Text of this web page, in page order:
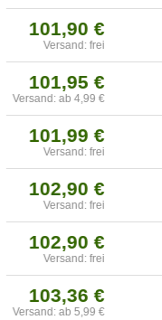
101,90 €
Versand: frei
101,95 €
Versand: ab 4,99 €
101,99 €
Versand: frei
102,90 €
Versand: frei
102,90 €
Versand: frei
103,36 €
Versand: ab 5,99 €